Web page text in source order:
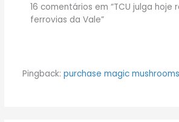
16 comentários em “TCU julga hoje
ferrovias da Vale”
Pingback: purchase magic